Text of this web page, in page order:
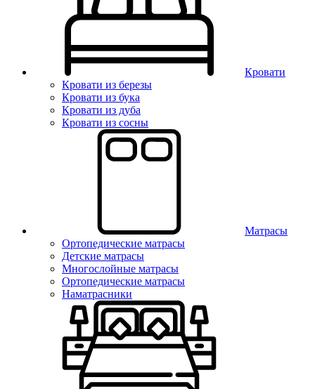
Кровати
Кровати из березы
Кровати из бука
Кровати из дуба
Кровати из сосны
Матрасы
Ортопедические матрасы
Детские матрасы
Многослойные матрасы
Ортопедические матрасы
Наматрасники